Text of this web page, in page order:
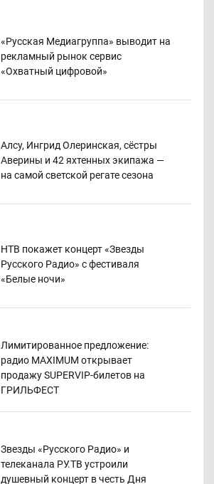
«Русская Медиагруппа» выводит на
рекламный рынок сервис
«Охватный цифровой»
Алсу, Ингрид Олеринская, сёстры
Аверины и 42 яхтенных экипажа —
на самой светской регате сезона
НТВ покажет концерт «Звезды
Русского Радио» с фестиваля
«Белые ночи»
Лимитированное предложение:
радио MAXIMUM открывает
продажу SUPERVIP-билетов на
ГРИЛЬФЕСТ
Звезды «Русского Радио» и
телеканала РУ.ТВ устроили
душевный концерт в честь Дня